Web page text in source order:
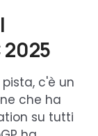
c'è un
che ha
su tutti